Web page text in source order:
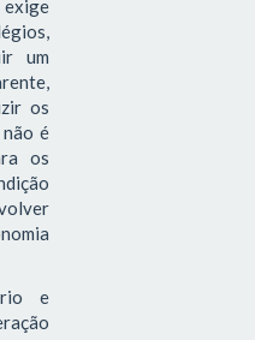
exige
um
os
é
os
e